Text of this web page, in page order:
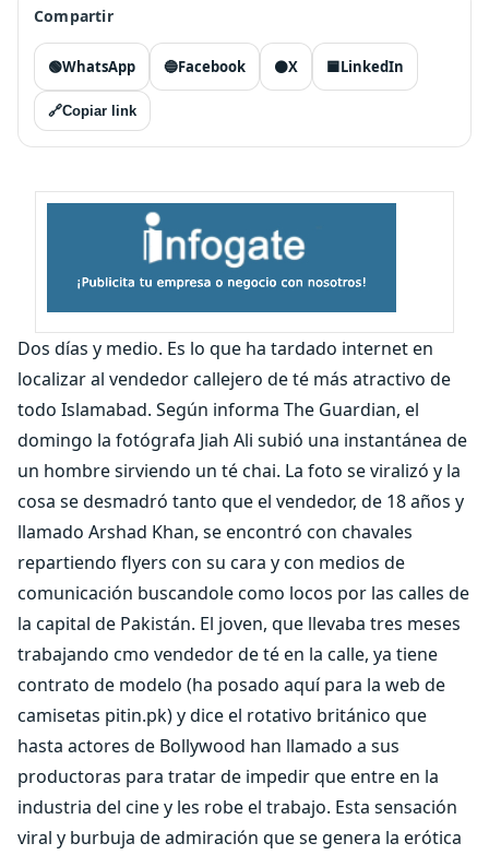
Compartir
🟢WhatsApp 🔵Facebook ⚫X 🟦LinkedIn
🔗Copiar link
Dos días y medio. Es lo que ha tardado internet en
localizar al vendedor callejero de té más atractivo de
todo Islamabad. Según informa The Guardian, el
domingo la fotógrafa Jiah Ali subió una instantánea de
un hombre sirviendo un té chai. La foto se viralizó y la
cosa se desmadró tanto que el vendedor, de 18 años y
llamado Arshad Khan, se encontró con chavales
repartiendo flyers con su cara y con medios de
comunicación buscandole como locos por las calles de
la capital de Pakistán. El joven, que llevaba tres meses
trabajando cmo vendedor de té en la calle, ya tiene
contrato de modelo (ha posado aquí para la web de
camisetas pitin.pk) y dice el rotativo británico que
hasta actores de Bollywood han llamado a sus
productoras para tratar de impedir que entre en la
industria del cine y les robe el trabajo. Esta sensación
viral y burbuja de admiración que se genera la erótica